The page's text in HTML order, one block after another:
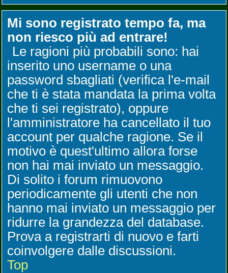
Mi sono registrato tempo fa, ma
non riesco più ad entrare!
Le ragioni più probabili sono: hai
inserito uno username o una
password sbagliati (verifica l'e-mail
che ti è stata mandata la prima volta
che ti sei registrato), oppure
l'amministratore ha cancellato il tuo
account per qualche ragione. Se il
motivo è quest'ultimo allora forse
non hai mai inviato un messaggio.
Di solito i forum rimuovono
periodicamente gli utenti che non
hanno mai inviato un messaggio per
ridurre la grandezza del database.
Prova a registrarti di nuovo e farti
coinvolgere dalle discussioni.
Top